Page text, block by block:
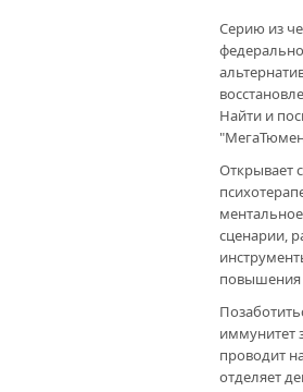
Серию из
Найти и
Открывает
сценарии,
повышения
иммунитет
проводит
отделяет